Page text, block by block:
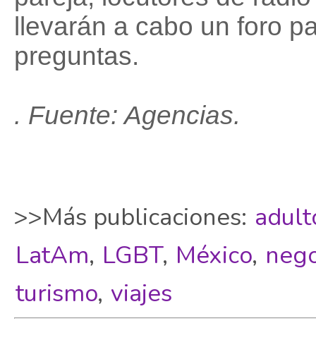
llevarán a cabo un foro
preguntas.
. Fuente: Agencias.
>>Más publicaciones:
LatAm, LGBT, México,
turismo, viajes